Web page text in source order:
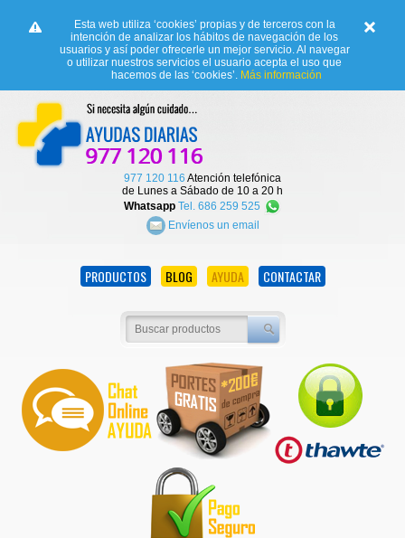
Esta web utiliza ‘cookies’ propias y de terceros con la
intención de analizar los hábitos de navegación de los
usuarios y así poder ofrecerle un mejor servicio. Al navegar
o utilizar nuestros servicios el usuario acepta el uso que
hacemos de las ‘cookies’. Más información
977 120 116 Atención telefónica
de Lunes a Sábado de 10 a 20 h
Whatsapp Tel. 686 259 525
Envíenos un email
PRODUCTOS BLOG AYUDA CONTACTAR